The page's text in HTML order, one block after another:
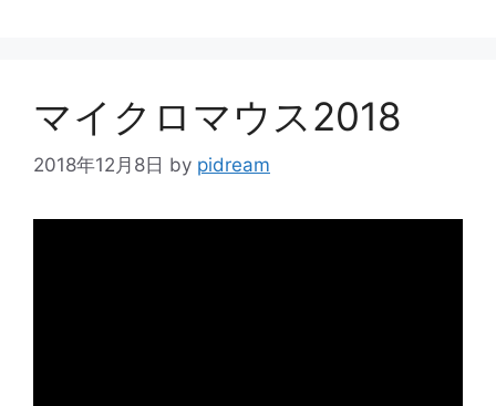
マイクロマウス2018
2018年12月8日 by pidream